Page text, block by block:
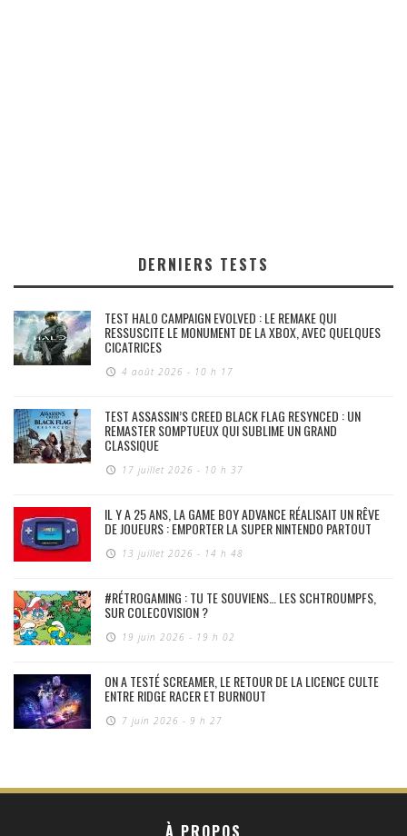
DERNIERS TESTS
TEST HALO CAMPAIGN EVOLVED : LE REMAKE QUI
RESSUSCITE LE MONUMENT DE LA XBOX, AVEC QUELQUES
CICATRICES
4 août 2026 - 10 h 17
TEST ASSASSIN’S CREED BLACK FLAG RESYNCED : UN
REMASTER SOMPTUEUX QUI SUBLIME UN GRAND
CLASSIQUE
17 juillet 2026 - 10 h 37
IL Y A 25 ANS, LA GAME BOY ADVANCE RÉALISAIT UN RÊVE
DE JOUEURS : EMPORTER LA SUPER NINTENDO PARTOUT
13 juillet 2026 - 14 h 48
#RÉTROGAMING : TU TE SOUVIENS… LES SCHTROUMPFS,
SUR COLECOVISION ?
19 juin 2026 - 19 h 02
ON A TESTÉ SCREAMER, LE RETOUR DE LA LICENCE CULTE
ENTRE RIDGE RACER ET BURNOUT
7 juin 2026 - 9 h 27
À PROPOS